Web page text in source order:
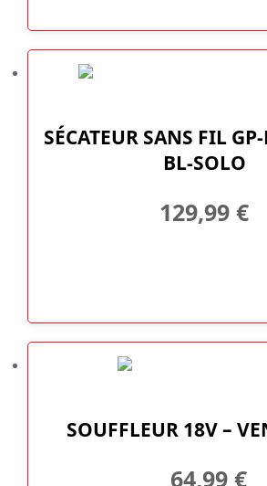
SÉCATEUR SANS FIL
BL-SOLO
129,99 €
SOUFFLEUR 18V –
64,99 €